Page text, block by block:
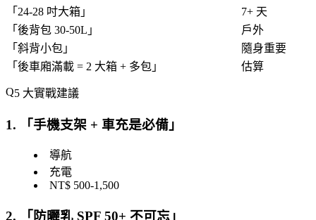
「 24-28 吋大箱 」
7+ 天
「 後背包 30-50L 」
戶外
「 斜背小包 」
隨身重要
「 後車廂滿載 = 2 大箱 + 多包 」 估算
5 大實戰建議
1. 「手機支架 + 車充是必備 」
導航
充電
NT$ 500-1,500
2. 「 防曬乳 SPF 50+ 不可忘 」